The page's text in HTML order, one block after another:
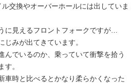
交換やオーバーホールには出していま
に見えるフロントフォークですが…
じみが出てきています。
んでいるのか、乗っていて衝撃を拾う
す。
車時と比べるとかなり柔らかくなった